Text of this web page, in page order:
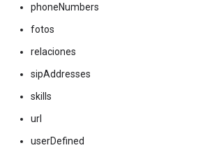
phoneNumbers
fotos
relaciones
sipAddresses
skills
url
userDefined